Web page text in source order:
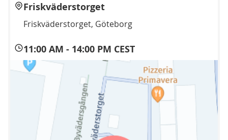
Friskväderstorget
Friskväderstorget, Göteborg
11:00 AM - 14:00 PM CEST